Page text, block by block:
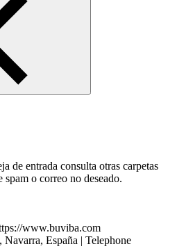
de entrada consulta otras carpetas
o correo no deseado.
www.buviba.com
España | Telephone